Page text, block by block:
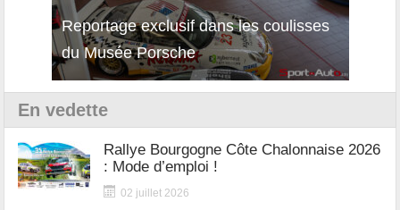
Reportage exclusif dans les coulisses
du Musée Porsche
En vedette
Rallye Bourgogne Côte Chalonnaise 2026
: Mode d’emploi !
02 juillet 2026